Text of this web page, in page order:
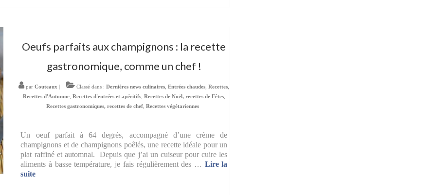
Oeufs parfaits aux champignons : la recette
gastronomique, comme un chef !
parCouteaux | Classé dans :Dernières news culinaires ,Entrées chaudes ,Recettes
Recettes d'Automne, Recettes d'entrées et apéritifs, Recettes de Noël, recettes de Fêtes,
Recettes gastronomiques, recettes de chef ,Recettes végétariennes
Un oeuf parfait à 64 degrés, accompagné d’une crème de
champignons et de champignons poêlés, une recette idéale pour un
plat raffiné et automnal. Depuis que j’ai un cuiseur pour cuire les
aliments à basse température, je fais régulièrement des … Lire la
suite­­